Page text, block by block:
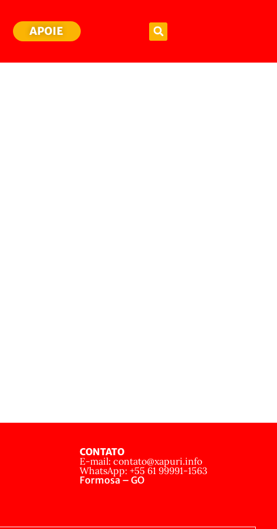
APOIE
CONTATO
E-mail: contato@xapuri.info
WhatsApp: +55 61 99991-1563
Formosa – GO